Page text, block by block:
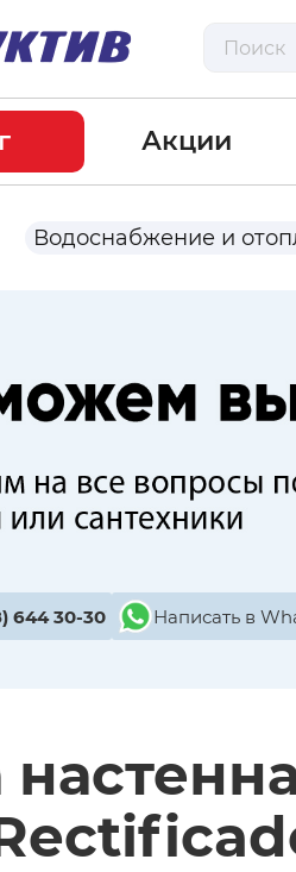
Акции
Водоснабжение и
644 30-30 Написать в